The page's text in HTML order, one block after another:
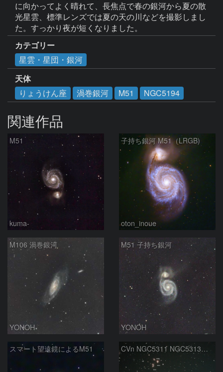
に向かってよく晴れて、長焦点で春の銀河から夏の散
光星雲、標準レンズでは夏の天の川などを撮影しまし
た。すっかり夜が短くなりました。
カテゴリー
星雲・星団・銀河
天体
りょうけん座
渦巻銀河 M51 NGC5194
関連作品
M51
kuma-
子持ち銀河 M51（LRGB)
oton_inoue
M106 渦巻銀河
YONOH
M51 子持ち銀河
YONOH
スマート望遠鏡によるM51 CVn NGC5311 NGC5313付近